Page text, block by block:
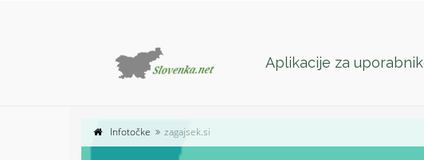
Aplikacije za
Infotočke zagajsek.si